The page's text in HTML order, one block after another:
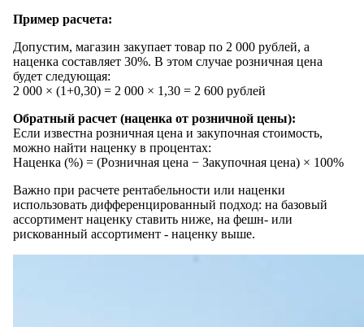
Пример расчета:
Допустим, магазин закупает товар по 2 000 рублей, а
наценка составляет 30%. В этом случае розничная цена
будет следующая:
2 000 × (1+0,30) = 2 000 × 1,30 = 2 600 рублей
Обратный расчет (наценка от розничной цены):
Если известна розничная цена и закупочная стоимость,
можно найти наценку в процентах:
Наценка (%) = (Розничная цена − Закупочная цена) × 100%
Важно при расчете рентабельности или наценки
использовать дифференцированный подход: на базовый
ассортимент наценку ставить ниже, на фешн- или
рискованный ассортимент - наценку выше.